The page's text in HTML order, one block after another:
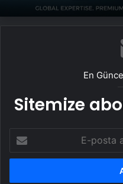
En
Sitemize
posta
adresinizi